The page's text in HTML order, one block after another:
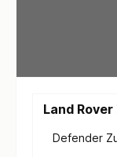
Land
Defender